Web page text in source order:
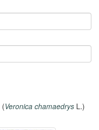
(Veronica chamaedrys L.)